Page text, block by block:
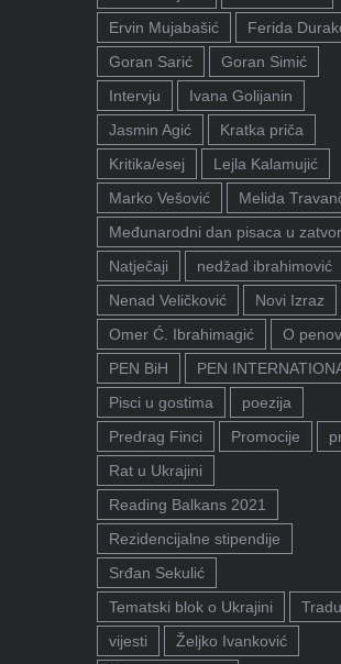
Ervin Mujabašić
Ferida
Goran Sarić
Goran Simić
Intervju
Ivana Golijanin
Jasmin Agić
Kratka priča
Kritika/esej
Lejla Kalamujić
Marko Vešović
Melida
Međunarodni dan pisaca u
Natječaji
nedžad ibrahimović
Nenad Veličković
Novi Izraz
Omer Ć. Ibrahimagić
O
PEN BiH
PEN
Pisci u gostima
poezija
Predrag Finci
Promocije
Rat u Ukrajini
Reading Balkans 2021
Rezidencijalne stipendije
Srđan Sekulić
Tematski blok o Ukrajini
vijesti
Željko Ivanković